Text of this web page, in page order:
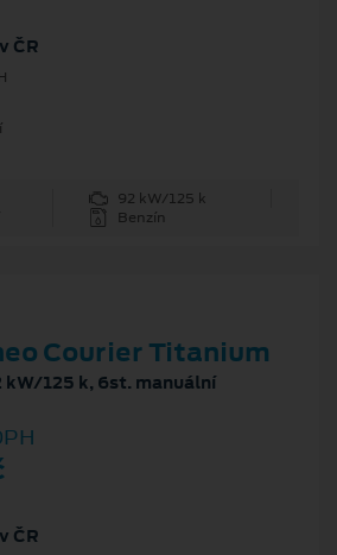
ČR
92 kW/125 k
Benzín
Courier Titanium
kW/125 k, 6st. manuální
ČR